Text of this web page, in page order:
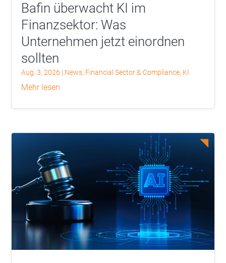
Bafin überwacht KI im
Finanzsektor: Was
Unternehmen jetzt einordnen
sollten
Aug. 3, 2026 | News, Financial Sector & Compliance, KI
mehr lesen